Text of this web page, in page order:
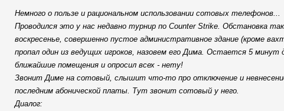
Немного о пользе и рациональном использовании сотовых телефонов...
Проводился это у нас недавно турнир по Counter Strike. Обстановка
воскресенье, совершенно пустое административное здание (кроме
пропал один из ведущих игроков, назовем его Дима. Остается 5
ближайшие помещения и опросил всех - нету!
Звонит Диме на сотовый, слышит что-то про отключение и
последним абонической платы. Тут звонит сотовый у него.
Диалог: